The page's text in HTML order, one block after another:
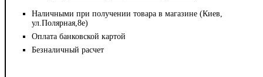
Наличными при получении товара в магазине (Киев,
ул.Полярная,8е)
Оплата банковской картой
Безналичный расчет